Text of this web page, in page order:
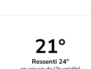
21°
Ressenti 24°